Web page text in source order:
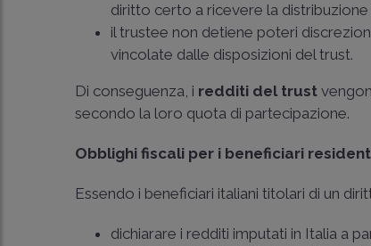
diritto certo a ricevere la
il trustee non detiene poteri
vincolate dalle disposizioni del trust.
Di conseguenza, i redditi del trust
secondo la loro quota di partecipazione.
Obblighi fiscali per i beneficiari
Essendo i beneficiari italiani titolari di un
dichiarare i redditi imputati in Italia a